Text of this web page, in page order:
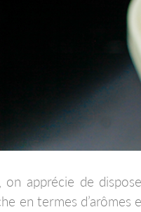
on apprécie de
en termes